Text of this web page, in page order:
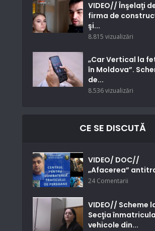
VIDEO// Înşelaţi
firma de
şi...
8.815 vizualizări
„Car Vertical la
în Moldova”.
de...
8.536 vizualizări
CE SE DISCUTĂ
VIDEO/ DOC//
„Afacerea”
24 Comentarii
VIDEO// Scheme
Secţia
vehicole din...